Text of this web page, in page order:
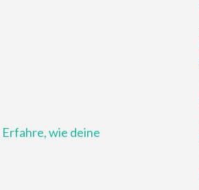
Erfahre, wie deine